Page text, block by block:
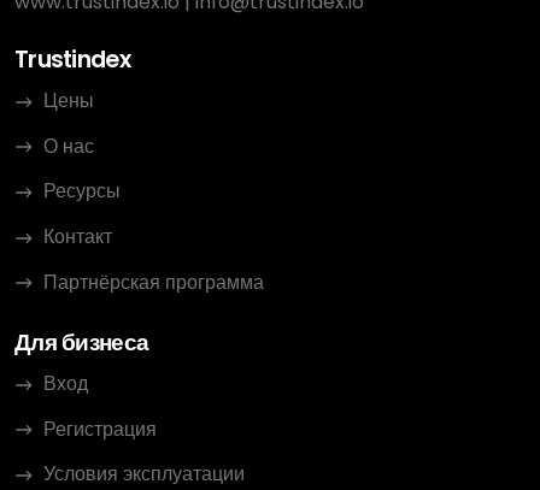
Trustindex
Цены
О нас
Ресурсы
Контакт
Партнёрская программа
Для бизнеса
Вход
Регистрация
Условия эксплуатации